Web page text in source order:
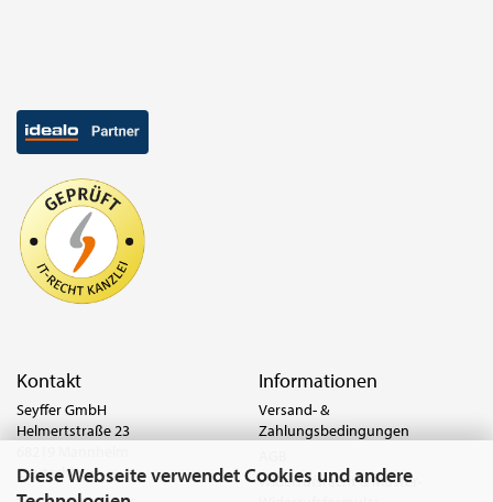
Diese Webseite verwendet Cookies und andere
Kontakt
Seyffer GmbH
Helmertstraße 23
Deutschland
Informationen
Versand- &
Zahlungsbedingungen
Widerrufsrecht & Muster-